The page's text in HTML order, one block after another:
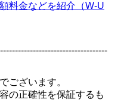
料金などを紹介（W-U
ございます。
の正確性を保証するも